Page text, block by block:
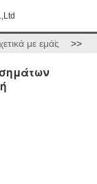
με εμάς >>